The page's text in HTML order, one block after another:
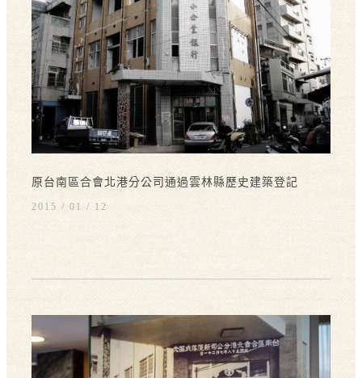
原台南區合會北港分公司通過雲林縣歷史建築登記
2015 / 01 12